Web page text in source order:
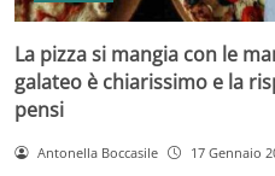
La pizza si mangia con le
galateo è chiarissimo e la
pensi
Antonella Boccasile 17 Gennaio